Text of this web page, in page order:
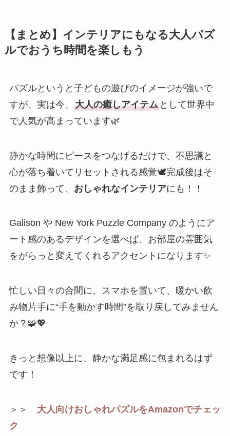
【まとめ】インテリアにもなる大人パズ
ルでおうち時間を楽しもう
パズルというと子どもの遊びのイメージが強いで
すが、実は今、 大人の癒しアイテムとして世界中
で人気が高まっています🌿
静かな時間にピースをつなげるだけで、不思議と
心が落ち着いてリセットされる感覚🕊️完成後はそ
のまま飾って、 おしゃれなインテリアにも！！
Galison や New York Puzzle Company のようにア
ート感のあるデザインを選べば、お部屋の雰囲気
をがらっと変えてくれるアクセントになります✨
忙しい日々の合間に、スマホを置いて、暖かい飲
み物片手に“手を動かす時間”を取り戻してみません
か？🧩💖
きっと想像以上に、静かな満足感に包まれるはず
です！
＞＞ 大人向けおしゃれパズルをAmazonでチェッ
ク